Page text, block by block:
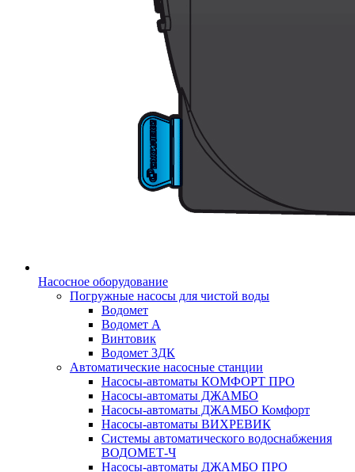
Насосное оборудование
Погружные насосы для чистой воды
Водомет
Водомет А
Винтовик
Водомет 3ДК
Автоматические насосные станции
Насосы-автоматы КОМФОРТ ПРО
Насосы-автоматы ДЖАМБО
Насосы-автоматы ДЖАМБО Комфорт
Насосы-автоматы ВИХРЕВИК
Системы автоматического водоснабжения
ВОДОМЕТ-Ч
Насосы-автоматы ДЖАМБО ПРО